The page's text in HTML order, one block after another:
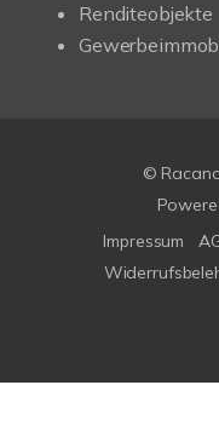
Renditeobjekte
©
Impressum